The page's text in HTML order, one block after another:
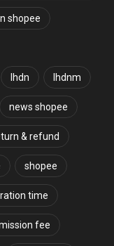
shopee
lhdn lhdnm
news shopee
& refund
shopee
time
fee